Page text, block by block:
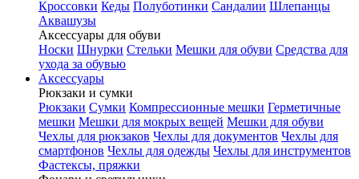
Кроссовки Кеды Полуботинки Сандалии Шлепанцы
Аквашузы
Аксессуары для обуви
Носки Шнурки Стельки Мешки для обуви Средства для
ухода за обувью
Аксессуары
Рюкзаки и сумки
Рюкзаки Сумки Компрессионные мешки Герметичные
мешки Мешки для мокрых вещей Мешки для обуви
Чехлы для рюкзаков Чехлы для документов Чехлы для
смартфонов Чехлы для одежды Чехлы для инструментов
Фастексы, пряжки